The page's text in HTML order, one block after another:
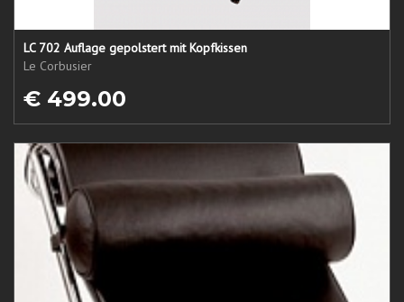
LC 702 Auflage gepolstert mit Kopfkissen
Le Corbusier
€ 499.00